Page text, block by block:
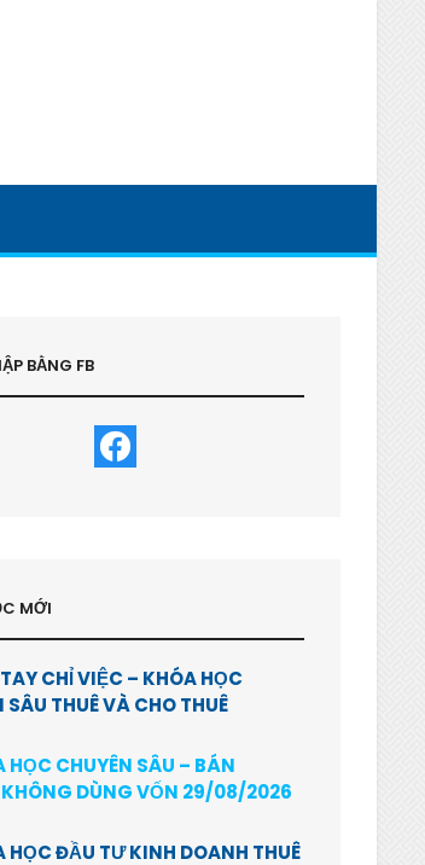
BẰNG FB
MỚI
CHỈ VIỆC – KHÓA HỌC
SÂU THUÊ VÀ CHO THUÊ
HỌC CHUYÊN SÂU – BÁN
DÙNG VỐN 29/08/2026
HỌC ĐẦU TƯ KINH DOANH THUÊ